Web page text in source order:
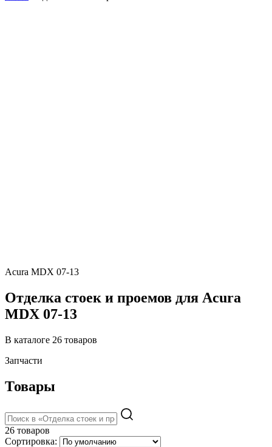
Acura MDX 07-13
Отделка стоек и проемов для Acura
MDX 07-13
В каталоге 26 товаров
Запчасти
Товары
26 товаров
Сортировка: